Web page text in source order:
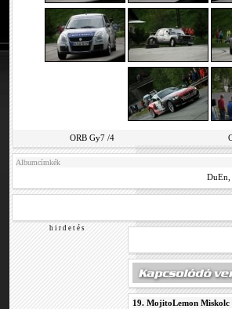
ORB Gy7 /4
Albumcímkék
DuEn
h i r d e t é s
19. MojitoLemon Miskolc